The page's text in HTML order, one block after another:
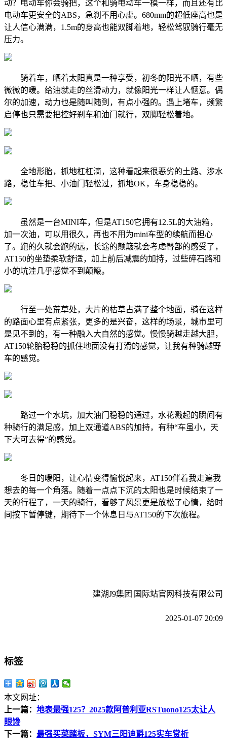
动？电动车你会骑把，这个和骑电动车一模一样，而且还有比
电动车更安全的ABS，急刹不用心虚。680mm的超低座高也是
让人信心满满，1.5m的身高也能双脚着地，轻松驾驭骑行毫无
压力。
骑着车，晒着太阳真是一种享受，初冬的阳光不晒，有些
微微的暖。给油就走的丝滑动力，就像阳光一样让人惬意。偶
尔的加速，动力也是随叫随到，有点小强的。遇上堵车，频繁
启停也只需要把控好刹车和油门就行，双脚轻松着地。
全地形胎，抓地杠杠滴，这种看起来很恶劣的土路、涉水
路，稳住车把、小油门轻松过，抓地OK，车身稳稳的。
虽然是一台MINI车，但是AT150它拥有12.5L的大油箱，
加一次油，可以用很久，再也不用为mini车型的续航而担心
了。跑的久就会跑的远，长途的颠簸就会考虑臀部的感受了，
AT150的坐垫柔软舒适，加上前后减震的加持，过些碎石路和
小的坑洼几乎感觉不到颠簸。
行至一处荒草处，大片的枯草占满了整个地面，骑在这样
的路面心里有点紧张，更多的是兴奋，这样的场景，城市里可
是见不到的，有一种融入大自然的感觉。慢慢骑越走越大胆，
AT150轮胎稳稳的抓住地面没有打滑的感觉，让我有种骑越野
车的感觉。
路过一个水坑，加大油门稳稳的通过，水花溅起的瞬间有
种骑行的满足感，加上双通道ABS的加持，有种“车虽小，天
下大可去得”的感觉。
冬日的暖阳，让心情变得愉悦起来，AT150伴着我走遍我
想去的每一个角落。随着一点点下沉的太阳也是时候结束了一
天的行程了，一天的骑行，看够了风景更是放松了心情，给时
间按下暂停键，期待下一个休息日与AT150的下次旅程。
建湖J9集团|国际站官网科技有限公司
2025-01-07 20:09
标签
本文网址：
上一篇： 地表最强125？2025款阿普利亚RSTuono125太让人
眼馋
下一篇： 最强买菜踏板，SYM三阳迪爵125实车赏析